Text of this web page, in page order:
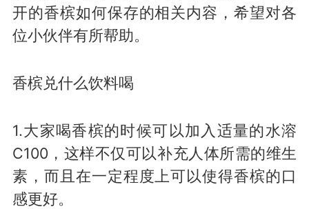
开的香槟如何保存的相关内容，希望对各
位小伙伴有所帮助。
香槟兑什么饮料喝
1.大家喝香槟的时候可以加入适量的水溶
C100，这样不仅可以补充人体所需的维生
素，而且在一定程度上可以使得香槟的口
感更好。